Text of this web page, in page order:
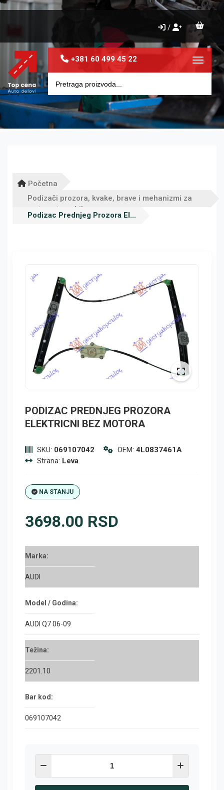
/
+381 60 499 45 22 Toggle
Početna
Podizači prozora, kvake, brave i mehanizmi za
vrata automobila
Podizac Prednjeg Prozora El...
PODIZAC PREDNJEG PROZORA
ELEKTRICNI BEZ MOTORA
SKU: 069107042 OEM: 4L0837461A
Strana: Leva
NA STANJU
3698.00 RSD
Marka:
AUDI
Model / Godina:
AUDI Q7 06-09
Težina:
2201.10
Bar kod:
069107042